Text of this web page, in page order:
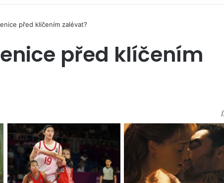
před klíčením zalévat?
před klíčením